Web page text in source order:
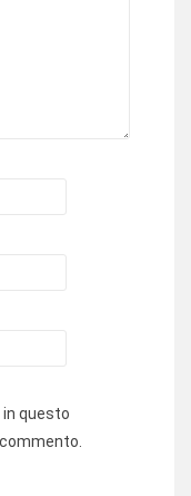
in questo